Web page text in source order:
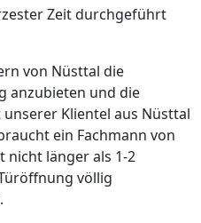
Zeit durchgeführt
von Nüsttal die
anzubieten und die
Klientel aus Nüsttal
ein Fachmann von
nicht länger als 1-2
völlig